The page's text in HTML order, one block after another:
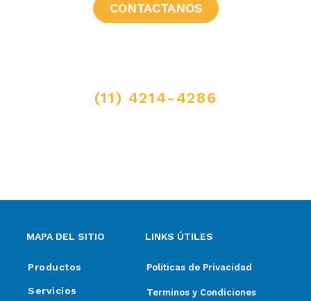
CONTACTANOS
(11) 4214-4286
MAPA DEL SITIO
Productos
Servicios
LINKS ÚTILES
Politicas de Privacidad
Terminos y Condiciones